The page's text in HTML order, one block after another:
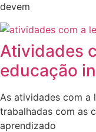
devem
Atividades
educação
As atividades com a
trabalhadas com as
aprendizado